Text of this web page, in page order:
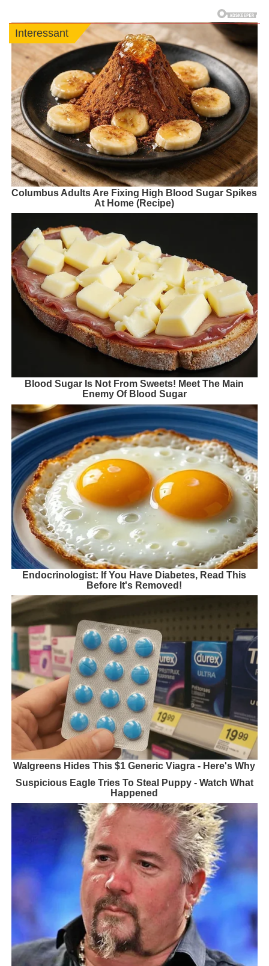
Interessant
Columbus Adults Are Fixing High Blood Sugar Spikes
At Home (Recipe)
Blood Sugar Is Not From Sweets! Meet The Main
Enemy Of Blood Sugar
Endocrinologist: If You Have Diabetes, Read This
Before It's Removed!
Walgreens Hides This $1 Generic Viagra - Here's Why
Suspicious Eagle Tries To Steal Puppy - Watch What
Happened